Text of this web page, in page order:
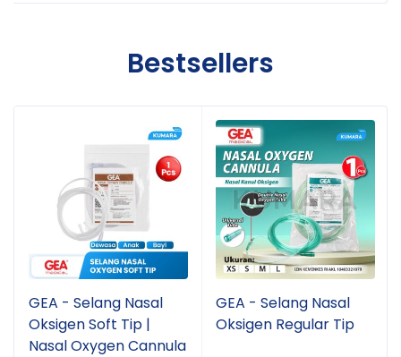
Bestsellers
GEA - Selang Nasal
Oksigen Soft Tip |
Nasal Oxygen Cannula
GEA - Selang Nasal
Oksigen Regular Tip